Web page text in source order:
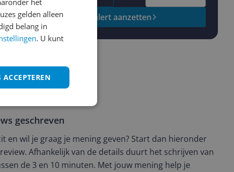
Prijsalert aanzetten
geschreven
en wil je graag je mening geven? Start dan hieronder
Afhankelijk van de details duurt het schrijven van
de 3 en 10 minuten. Met jouw mening help je
het
gelden alleen
belang in
. U kunt
ACCEPTEREN